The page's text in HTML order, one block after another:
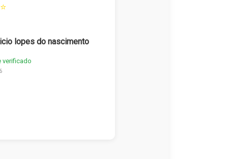
lopes do nascimento
verificado